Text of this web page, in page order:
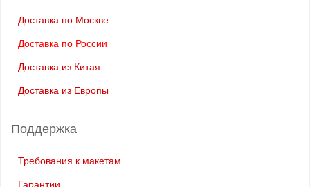
Доставка по Москве
Доставка по России
Доставка из Китая
Доставка из Европы
Поддержка
Требования к макетам
Гарантии